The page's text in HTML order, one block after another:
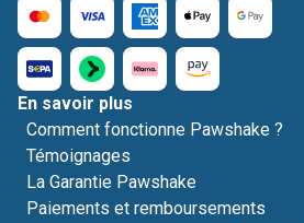
En savoir plus
Comment fonctionne Pawshake ?
Témoignages
La Garantie Pawshake
Paiements et remboursements